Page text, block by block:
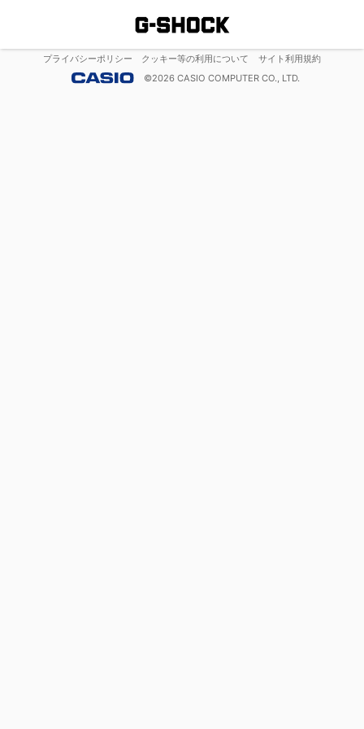
プライバシーポリシー クッキー等の利用について
サイト利用規約
©2026 CASIO COMPUTER CO., LTD.